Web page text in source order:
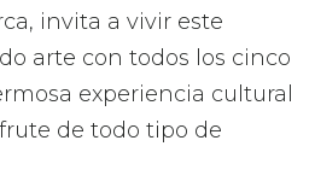
invita a vivir este
arte con todos los cinco
experiencia cultural
de todo tipo de